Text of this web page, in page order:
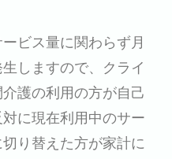
ビス量に関わらず月
しますので、クライ
護の利用の方が自己
に現在利用中のサー
り替えた方が家計に